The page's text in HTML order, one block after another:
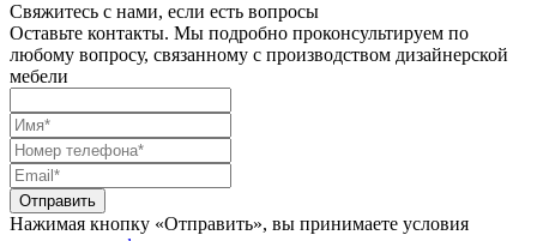
Свяжитесь с нами, если есть вопросы
Оставьте контакты. Мы подробно проконсультируем по
любому вопросу, связанному с производством дизайнерской
мебели
Отправить
Нажимая кнопку «Отправить», вы принимаете условия